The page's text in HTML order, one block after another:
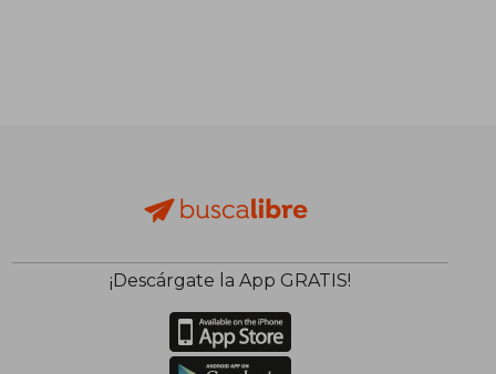
$ 94.65 45%
¡Descárgate la App GRATIS!